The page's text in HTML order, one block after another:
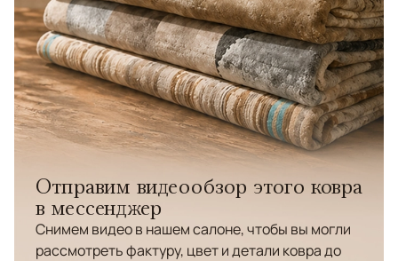
Отправим видеообзор этого ковра
в мессенджер
Снимем видео в нашем салоне, чтобы вы могли
рассмотреть фактуру, цвет и детали ковра до